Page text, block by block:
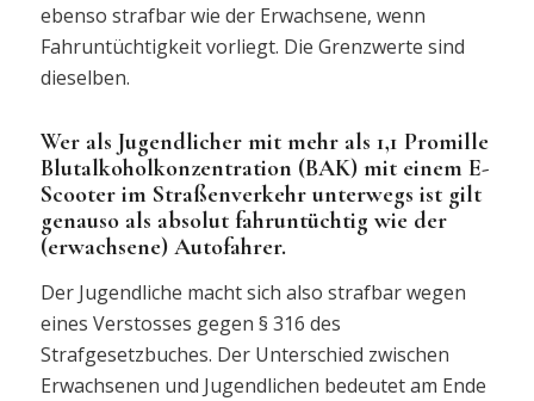
ebenso strafbar wie der Erwachsene, wenn
Fahruntüchtigkeit vorliegt. Die Grenzwerte sind
dieselben.
Wer als Jugendlicher mit mehr als 1,1 Promille
Blutalkoholkonzentration (BAK) mit einem E-
Scooter im Straßenverkehr unterwegs ist gilt
genauso als absolut fahruntüchtig wie der
(erwachsene) Autofahrer.
Der Jugendliche macht sich also strafbar wegen
eines Verstosses gegen § 316 des
Strafgesetzbuches. Der Unterschied zwischen
Erwachsenen und Jugendlichen bedeutet am Ende